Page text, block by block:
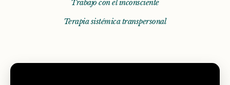
Trabajo con el inconsciente
Terapia sistémica transpersonal